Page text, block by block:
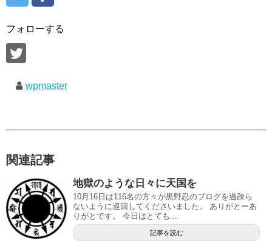
フォローする
wpmaster
関連記事
地獄のような日々に天国を
10月16日は116名の方々が黒野忍のブログを過疎ら
ないように巡回してくださいました。 ありがとーあ
りがとです。 今日はとても...
記事を読む